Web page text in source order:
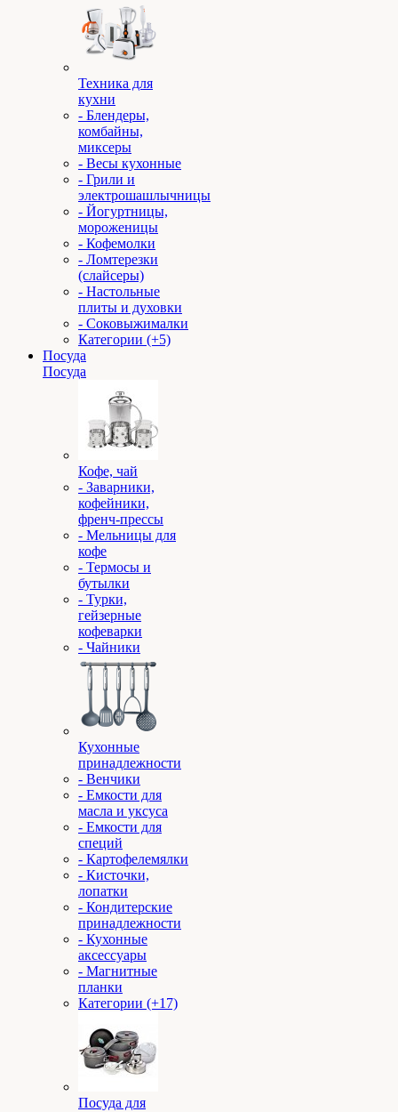
Техника для
кухни
- Блендеры,
комбайны,
миксеры
- Весы кухонные
- Грили и
электрошашлычницы
- Йогуртницы,
мороженицы
- Кофемолки
- Ломтерезки
(слайсеры)
- Настольные
плиты и духовки
- Соковыжималки
Категории (+5)
Посуда
Посуда
Кофе, чай
- Заварники,
кофейники,
френч-прессы
- Мельницы для
кофе
- Термосы и
бутылки
- Турки,
гейзерные
кофеварки
- Чайники
Кухонные
принадлежности
- Венчики
- Емкости для
масла и уксуса
- Емкости для
специй
- Картофелемялки
- Кисточки,
лопатки
- Кондитерские
принадлежности
- Кухонные
аксессуары
- Магнитные
планки
Категории (+17)
Посуда для